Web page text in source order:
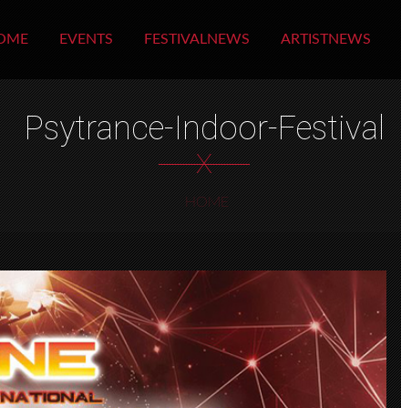
EVENTS FESTIVALNEWS ARTISTNEWS
Psytrance-Indoor-Festival
X
HOME